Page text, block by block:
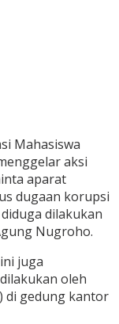
Mahasiswa
aksi
aparat
dugaan korupsi
dilakukan
Nugroho.
juga
oleh
di gedung kantor